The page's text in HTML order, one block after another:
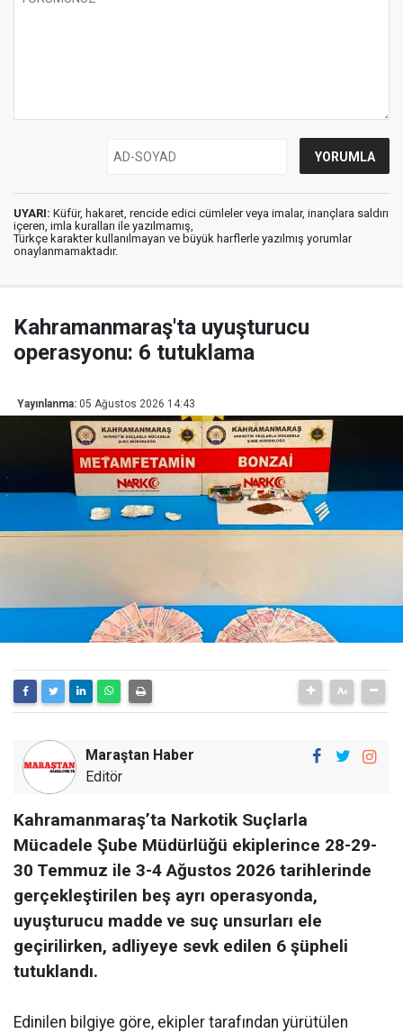
UYARI: Küfür, hakaret, rencide edici cümleler veya imalar, inançlara saldırı
içeren, imla kuralları ile yazılmamış,
Türkçe karakter kullanılmayan ve büyük harflerle yazılmış yorumlar
onaylanmamaktadır.
Kahramanmaraş'ta uyuşturucu
operasyonu: 6 tutuklama
Yayınlanma: 05 Ağustos 2026 14:43
Maraştan Haber
Editör
Kahramanmaraş’ta Narkotik Suçlarla
Mücadele Şube Müdürlüğü ekiplerince 28-29-
30 Temmuz ile 3-4 Ağustos 2026 tarihlerinde
gerçekleştirilen beş ayrı operasyonda,
uyuşturucu madde ve suç unsurları ele
geçirilirken, adliyeye sevk edilen 6 şüpheli
tutuklandı.
Edinilen bilgiye göre, ekipler tarafından yürütülen